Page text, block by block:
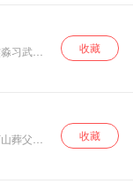
武林豪
也有一
为挚
平定剑
“大
习武嗜
量比较
引经据
剑侠
英殿御
收藏
葬父、
至睿宗
收藏